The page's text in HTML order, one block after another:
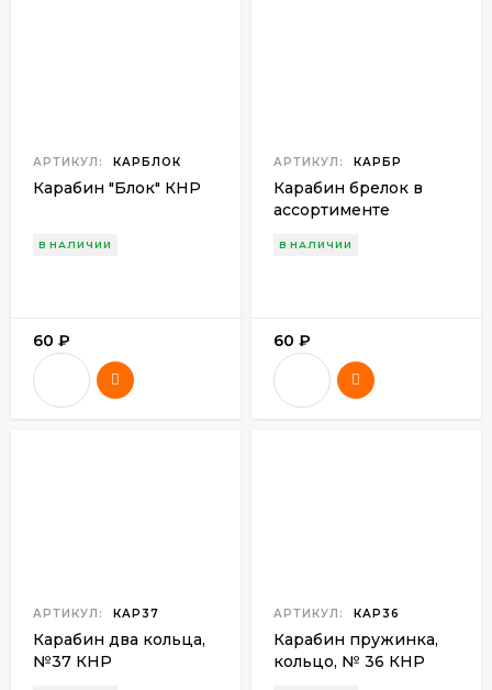
АРТИКУЛ: КАРБЛОК
Карабин "Блок" КНР
В НАЛИЧИИ
60 ₽
АРТИКУЛ: КАРБР
Карабин брелок в
ассортименте
фотоаппарат,
В НАЛИЧИИ
60 ₽
АРТИКУЛ: КАР37
Карабин два кольца,
№37 КНР
АРТИКУЛ: КАР36
Карабин пружинка,
кольцо, № 36 КНР